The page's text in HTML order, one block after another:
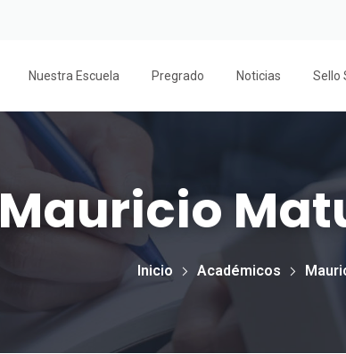
Nuestra Escuela Pregrado Noticias Sello
Mauricio
Inicio Académicos